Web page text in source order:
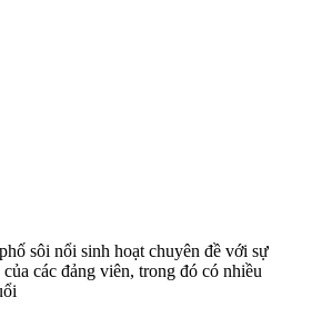
sôi nổi sinh hoạt chuyên đề với sự
các đảng viên, trong đó có nhiều